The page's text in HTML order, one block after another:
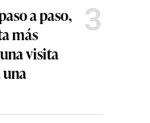
a paso,
más
visita
3